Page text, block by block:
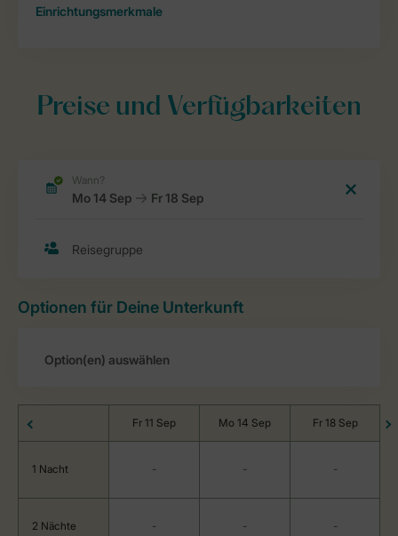
Einrichtungsmerkmale
Preise und Verfügbarkeiten
Optionen für Deine Unterkunft
Fr 11 Sep Mo 14 Sep Fr 18 Sep
1 Nacht - - -
2 Nächte - - -